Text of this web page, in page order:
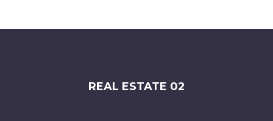
REAL ESTATE 02